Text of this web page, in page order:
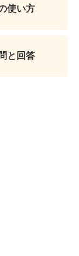
使い方
と回答